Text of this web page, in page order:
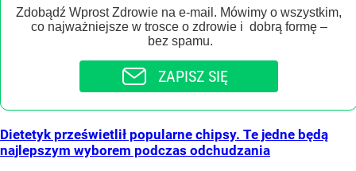
Zdobądź Wprost Zdrowie na e-mail. Mówimy o wszystkim,
co najważniejsze w trosce o zdrowie i dobrą formę –
bez spamu.
ZAPISZ SIĘ
Dietetyk prześwietlił popularne chipsy. Te jedne będą
najlepszym wyborem podczas odchudzania